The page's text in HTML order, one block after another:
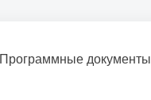
Программные документы